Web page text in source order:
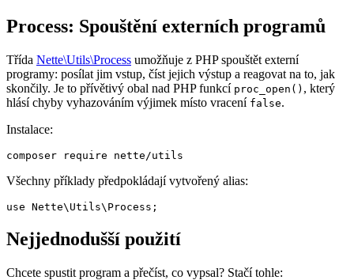
Process: Spouštění externích programů
Třída Nette\Utils\Process umožňuje z PHP spouštět externí
programy: posílat jim vstup, číst jejich výstup a reagovat na to, jak
skončily. Je to přívětivý obal nad PHP funkcí proc_open() , který
hlásí chyby vyhazováním výjimek místo vracení false.
Instalace:
Všechny příklady předpokládají vytvořený alias:
Nejjednodušší použití
Chcete spustit program a přečíst, co vypsal? Stačí tohle: